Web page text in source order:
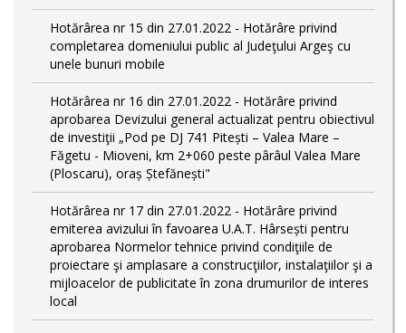
Hotărârea nr 15 din 27.01.2022 - Hotărâre privind
completarea domeniului public al Judeţului Argeş cu
unele bunuri mobile
Hotărârea nr 16 din 27.01.2022 - Hotărâre privind
aprobarea Devizului general actualizat pentru obiectivul
de investiţii „Pod pe DJ 741 Pitești – Valea Mare –
Făgetu - Mioveni, km 2+060 peste pârâul Valea Mare
(Ploscaru), oraș Ștefănești"
Hotărârea nr 17 din 27.01.2022 - Hotărâre privind
emiterea avizului în favoarea U.A.T. Hârsești pentru
aprobarea Normelor tehnice privind condiţiile de
proiectare şi amplasare a construcţiilor, instalaţiilor şi a
mijloacelor de publicitate în zona drumurilor de interes
local